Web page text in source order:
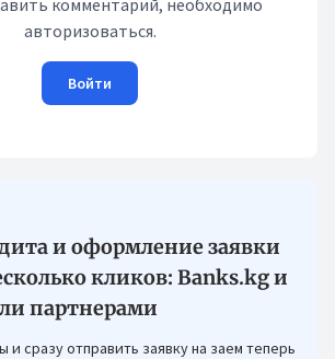
комментарий, необходимо
авторизоваться.
Войти
и оформление заявки
кликов: Banks.kg и
партнерами
и сразу отправить заявку на заем теперь